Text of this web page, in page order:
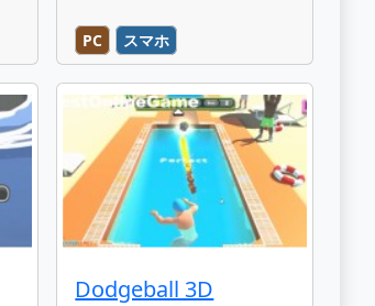
PC スマホ
Dodgeball 3D